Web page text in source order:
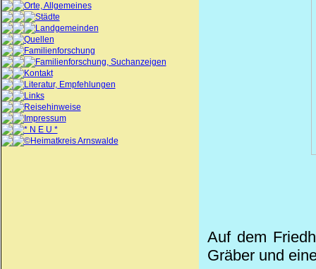
Orte, Allgemeines
Städte
Landgemeinden
Quellen
Familienforschung
Familienforschung, Suchanzeigen
Kontakt
Literatur, Empfehlungen
Links
Reisehinweise
Impressum
* N E U *
©Heimatkreis Arnswalde
Auf dem
Gräber und